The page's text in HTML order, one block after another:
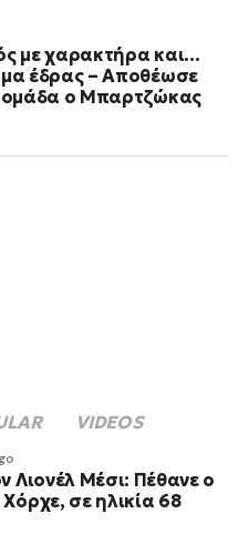
με χαρακτήρα και…
έδρας – Αποθέωσε
ομάδα ο Μπαρτζώκας
VIDEOS
Λιονέλ Μέσι: Πέθανε ο
σε ηλικία 68